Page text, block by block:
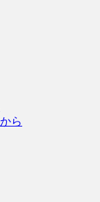
ら